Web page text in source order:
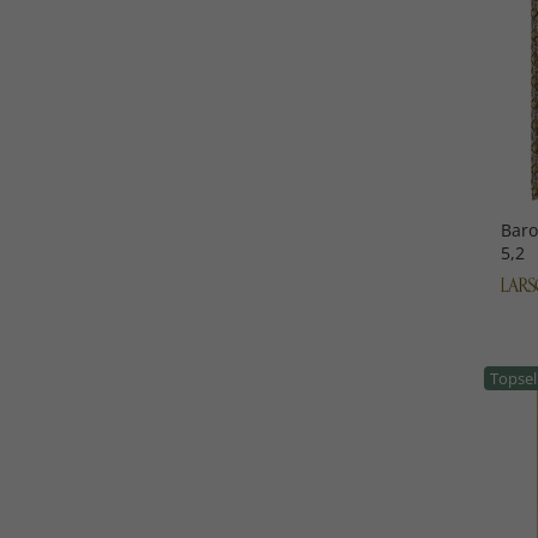
5,2